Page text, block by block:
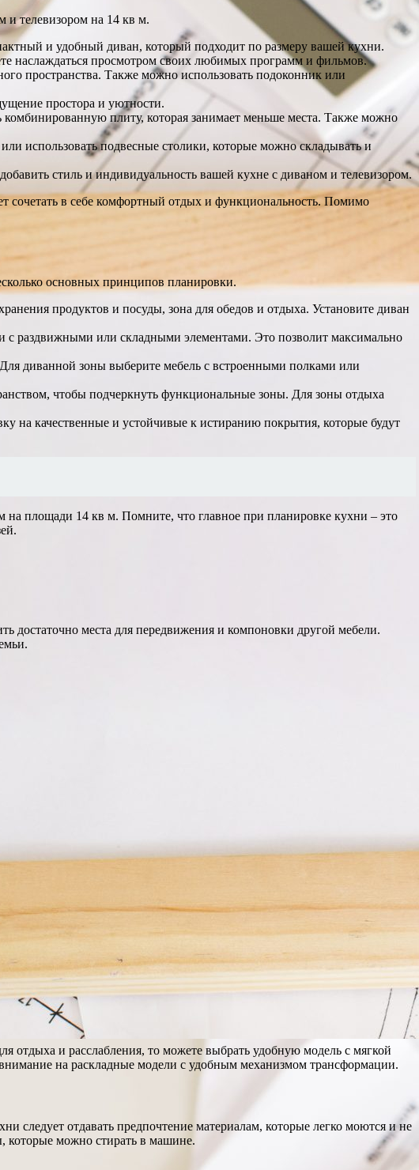
и телевизором на 14 кв м.
и удобный диван, который подходит по размеру вашей кухни.
наслаждаться просмотром своих любимых программ и фильмов.
пространства. Также можно использовать подоконник или
простора и уютности.
плиту, которая занимает меньше места. Также можно
использовать подвесные столики, которые можно складывать и
стиль и индивидуальность вашей кухне с диваном и телевизором.
сочетать в себе комфортный отдых и функциональность. Помимо
основных принципов планировки.
продуктов и посуды, зона для обедов и отдыха. Установите диван
с раздвижными или складными элементами. Это позволит максимально
диванной зоны выберите мебель с встроенными полками или
чтобы подчеркнуть функциональные зоны. Для зоны отдыха
на качественные и устойчивые к истиранию покрытия, которые будут
площади 14 кв м. Помните, что главное при планировке кухни – это
достаточно места для передвижения и компоновки другой мебели.
отдыха и расслабления, то можете выбрать удобную модель с мягкой
на раскладные модели с удобным механизмом трансформации.
следует отдавать предпочтение материалам, которые легко моются и не
которые можно стирать в машине.